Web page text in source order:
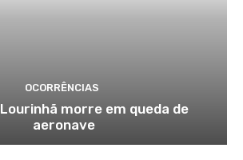
OCORRÊNCIAS
morre em queda de
aeronave